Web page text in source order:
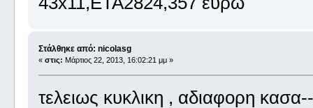
Στάλθηκε από: nicolasg
« στις: Μάρτιος 22, 2013, 16:02:21 μμ »
τελειως κυκλικη , αδιαφορη